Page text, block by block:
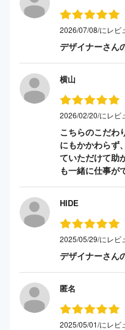
2026/07/08/にレビ
デザイナーさん
横山
2026/02/20/にレビ
こちらのこだわ
にもかかわらず
ていただけて助
も一緒に仕事が
HIDE
2025/05/29/にレビ
デザイナーさん
匿名
2025/05/01/にレビ